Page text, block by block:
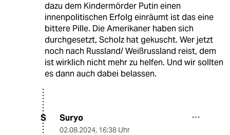
dazu dem Kindermörder Putin einen
innenpolitischen Erfolg einräumt ist das eine
bittere Pille. Die Amerikaner haben sich
durchgesetzt, Scholz hat gekuscht. Wer jetzt
noch nach Russland/ Weißrussland reist, dem
ist wirklich nicht mehr zu helfen. Und wir sollten
es dann auch dabei belassen.
S Suryo
02.08.2024, 16:38 Uhr